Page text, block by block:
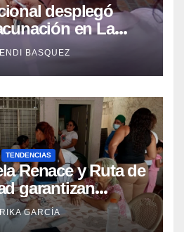
desplegó
en La
protección
BASQUEZ
TENDENCIAS
Renace y Ruta de
garantizan
integral en
GARCÍA